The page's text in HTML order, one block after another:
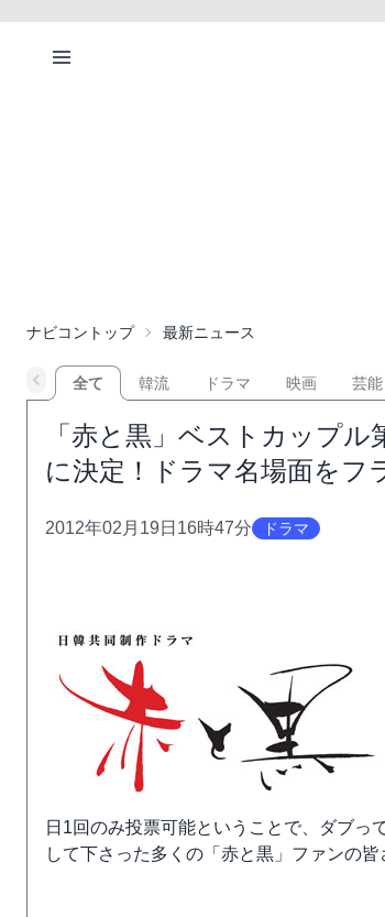
ナビコントップ 最新ニュース
全て 韓流 ドラマ 映画 芸能
「赤と黒」ベストカップ
に決定！ドラマ名場面をフ
2012年02月19日16時47分 ドラマ
日1回のみ投票可能ということで、ダブっ
して下さった多くの「赤と黒」ファンの